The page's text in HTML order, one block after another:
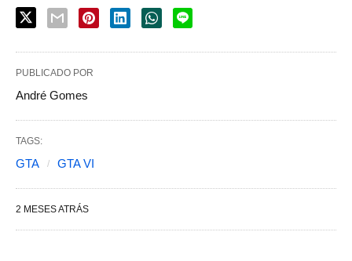
PUBLICADO POR
André Gomes
TAGS:
GTA GTA VI
2 MESES ATRÁS